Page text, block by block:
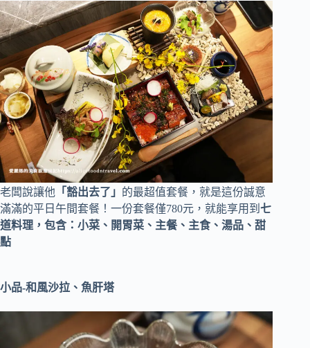
老闆說讓他 「豁出去了」 的最超值套餐，就是這份誠意
滿滿的平日午間套餐！一份套餐僅780元，就能享用到 七
道料理，包含：小菜、開胃菜、主餐、主食、湯品、甜
點
小品-和風沙拉、魚肝塔